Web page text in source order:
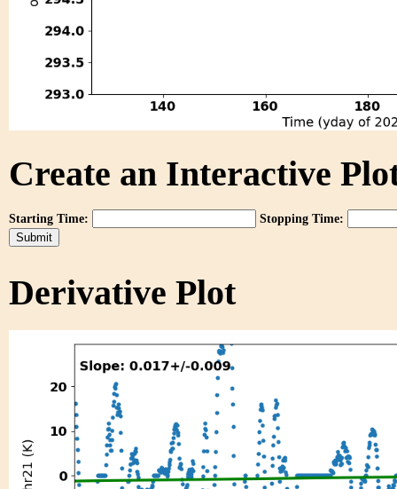
Create an Interactive
Starting Time: Stopping Time:
Derivative Plot